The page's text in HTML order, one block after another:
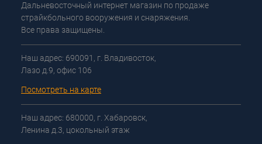
Дальневосточный интернет магазин по продаже
страйкбольного вооружения и снаряжения.
Все права защищены.
Наш адрес: 690091, г. Владивосток,
Лазо д.9, офис 106
Посмотреть на карте
Наш адрес: 680000, г. Хабаровск,
Ленина д.3, цокольный этаж